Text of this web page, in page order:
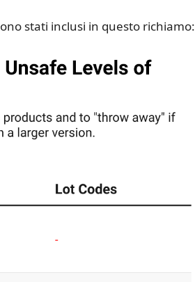
stati inclusi in questo richiamo: